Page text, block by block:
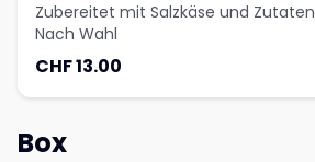
Zubereitet mit Salzkäse und Zutaten
Nach Wahl
CHF 13.00
Box